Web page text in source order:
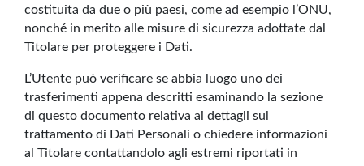
costituita da due o più paesi, come ad esempio l’ONU,
nonché in merito alle misure di sicurezza adottate dal
Titolare per proteggere i Dati.
L’Utente può verificare se abbia luogo uno dei
trasferimenti appena descritti esaminando la sezione
di questo documento relativa ai dettagli sul
trattamento di Dati Personali o chiedere informazioni
al Titolare contattandolo agli estremi riportati in